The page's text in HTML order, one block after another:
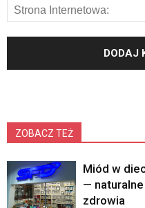
ZOBACZ TEŻ
Miód w
—
zdrowia